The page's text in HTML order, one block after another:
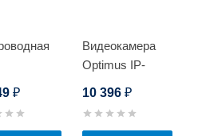
₽
Видеокамера
Optimus IP-
10 396 ₽